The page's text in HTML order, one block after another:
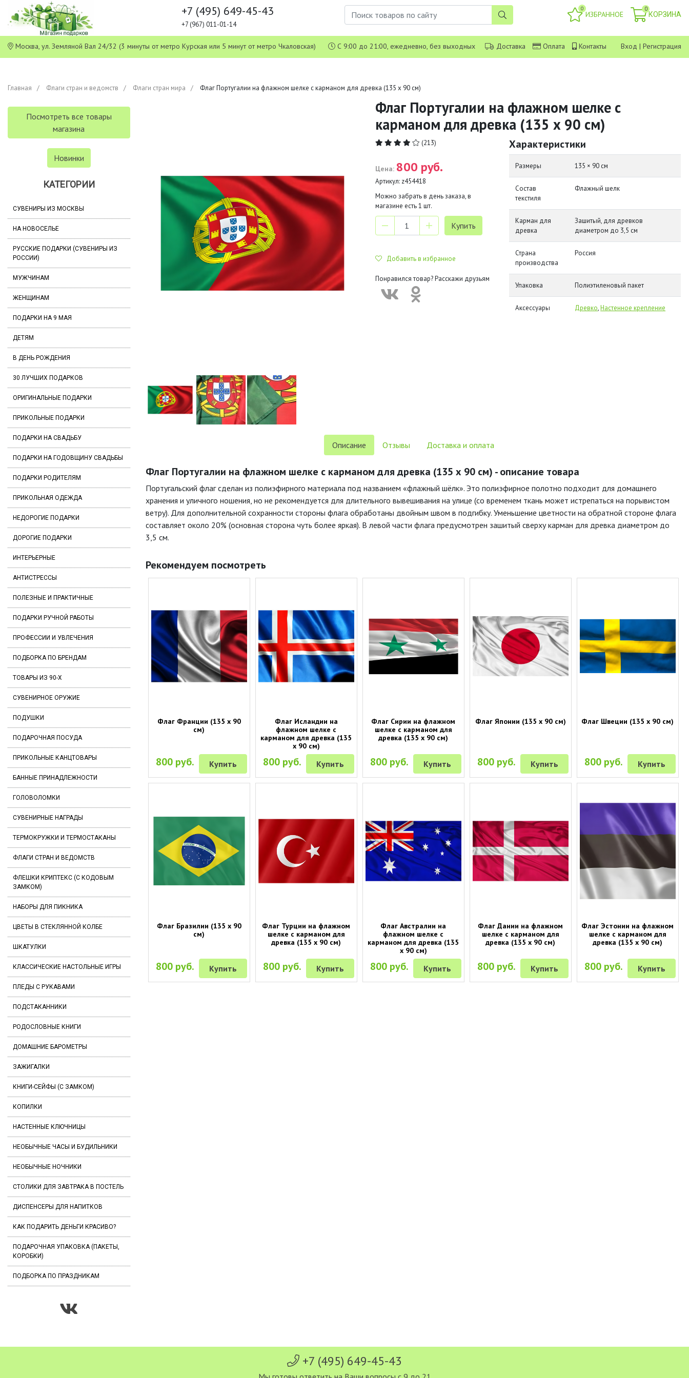
+7 (495) 649-45-43
+7 (967) 011-01-14
0
ИЗБРАННОЕ
0
КОРЗИНА
Москва, ул. Земляной Вал 24/32 (3 минуты от метро Курская или 5 минут от метро Чкаловская) С 9:00 до 21:00, ежедневно, без выходных Доставка Оплата Контакты Вход | Регистрация
Главная Флаги стран и ведомств Флаги стран мира Флаг Португалии на флажном шелке с карманом для древка (135 х 90 см)
Посмотреть все товары
магазина
Новинки
КАТЕГОРИИ
СУВЕНИРЫ ИЗ МОСКВЫ
НА НОВОСЕЛЬЕ
РУССКИЕ ПОДАРКИ (СУВЕНИРЫ ИЗ
РОССИИ)
МУЖЧИНАМ
ЖЕНЩИНАМ
ПОДАРКИ НА 9 МАЯ
ДЕТЯМ
В ДЕНЬ РОЖДЕНИЯ
30 ЛУЧШИХ ПОДАРКОВ
ОРИГИНАЛЬНЫЕ ПОДАРКИ
ПРИКОЛЬНЫЕ ПОДАРКИ
ПОДАРКИ НА СВАДЬБУ
ПОДАРКИ НА ГОДОВЩИНУ СВАДЬБЫ
ПОДАРКИ РОДИТЕЛЯМ
ПРИКОЛЬНАЯ ОДЕЖДА
НЕДОРОГИЕ ПОДАРКИ
ДОРОГИЕ ПОДАРКИ
ИНТЕРЬЕРНЫЕ
АНТИСТРЕССЫ
ПОЛЕЗНЫЕ И ПРАКТИЧНЫЕ
ПОДАРКИ РУЧНОЙ РАБОТЫ
ПРОФЕССИИ И УВЛЕЧЕНИЯ
ПОДБОРКА ПО БРЕНДАМ
ТОВАРЫ ИЗ 90-Х
СУВЕНИРНОЕ ОРУЖИЕ
ПОДУШКИ
ПОДАРОЧНАЯ ПОСУДА
ПРИКОЛЬНЫЕ КАНЦТОВАРЫ
БАННЫЕ ПРИНАДЛЕЖНОСТИ
ГОЛОВОЛОМКИ
СУВЕНИРНЫЕ НАГРАДЫ
ТЕРМОКРУЖКИ И ТЕРМОСТАКАНЫ
ФЛАГИ СТРАН И ВЕДОМСТВ
ФЛЕШКИ КРИПТЕКС (С КОДОВЫМ
ЗАМКОМ)
НАБОРЫ ДЛЯ ПИКНИКА
ЦВЕТЫ В СТЕКЛЯННОЙ КОЛБЕ
ШКАТУЛКИ
КЛАССИЧЕСКИЕ НАСТОЛЬНЫЕ ИГРЫ
ПЛЕДЫ С РУКАВАМИ
ПОДСТАКАННИКИ
РОДОСЛОВНЫЕ КНИГИ
ДОМАШНИЕ БАРОМЕТРЫ
ЗАЖИГАЛКИ
КНИГИ-СЕЙФЫ (С ЗАМКОМ)
КОПИЛКИ
НАСТЕННЫЕ КЛЮЧНИЦЫ
НЕОБЫЧНЫЕ ЧАСЫ И БУДИЛЬНИКИ
НЕОБЫЧНЫЕ НОЧНИКИ
СТОЛИКИ ДЛЯ ЗАВТРАКА В ПОСТЕЛЬ
ДИСПЕНСЕРЫ ДЛЯ НАПИТКОВ
КАК ПОДАРИТЬ ДЕНЬГИ КРАСИВО?
ПОДАРОЧНАЯ УПАКОВКА (ПАКЕТЫ,
КОРОБКИ)
ПОДБОРКА ПО ПРАЗДНИКАМ
Флаг Португалии на флажном шелке с
карманом для древка (135 х 90 см)
(213)
Цена: 800 руб.
Артикул: z454418
Можно забрать в день заказа, в
магазине есть1 шт.
Добавить в избранное
Понравился товар? Расскажи друзьям
Характеристики
Размеры 135 × 90 см
Состав
текстиля
Флажный шелк
Карман для
древка
Зашитый, для древков
диаметром до 3,5 см
Страна
производства
Россия
Упаковка Полиэтиленовый пакет
Аксессуары Древко,Настенное крепление
Описание Отзывы Доставка и оплата
Флаг Португалии на флажном шелке с карманом для древка (135 х 90 см) - описание товара
Португальский флаг сделан из полиэфирного материала под названием «флажный шёлк». Это полиэфирное полотно подходит для домашнего
хранения и уличного ношения, но не рекомендуется для длительного вывешивания на улице (со временем ткань может истрепаться на порывистом
ветру). Для дополнительной сохранности стороны флага обработаны двойным швом в подгибку. Уменьшение цветности на обратной стороне флага
составляет около 20% (основная сторона чуть более яркая). В левой части флага предусмотрен зашитый сверху карман для древка диаметром до
3,5 см.
Рекомендуем посмотреть
Флаг Франции (135 х 90
см)
800 руб. Купить
Флаг Исландии на
флажном шелке с
карманом для древка (135
х 90 см)
800 руб. Купить
Флаг Сирии на флажном
шелке с карманом для
древка (135 х 90 см)
800 руб. Купить
Флаг Японии (135 х 90 см)
800 руб. Купить
Флаг Швеции (135 х 90 см)
800 руб. Купить
Флаг Бразилии (135 х 90
см)
800 руб. Купить
Флаг Турции на флажном
шелке с карманом для
древка (135 х 90 см)
800 руб. Купить
Флаг Австралии на
флажном шелке с
карманом для древка (135
х 90 см)
800 руб. Купить
Флаг Дании на флажном
шелке с карманом для
древка (135 х 90 см)
800 руб. Купить
Флаг Эстонии на флажном
шелке с карманом для
древка (135 х 90 см)
800 руб. Купить
+7 (495) 649-45-43